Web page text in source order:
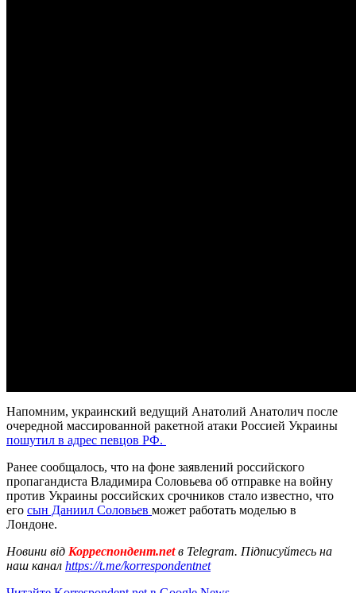
Напомним, украинский ведущий Анатолий Анатолич после
очередной массированной ракетной атаки Россией Украины
пошутил в адрес певцов РФ.
Ранее сообщалось, что на фоне заявлений российского
пропагандиста Владимира Соловьева об отправке на войну
против Украины российских срочников стало известно, что
его сын Даниил Соловьев может работать моделью в
Лондоне.
Новини від Корреспондент.netв Telegram. Підписуйтесь на
наш канал https://t.me/korrespondentnet